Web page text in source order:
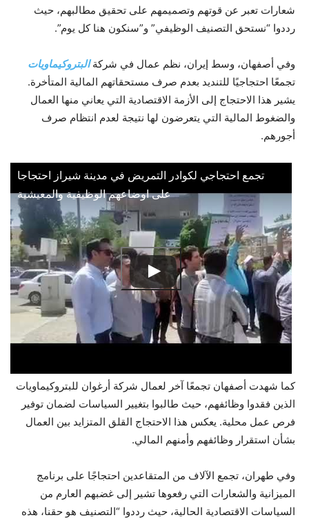
شعارات تعبر عن قوتهم وتصميمهم على تحقيق مطالبهم، حيث
رددوا “نستحق التصنيف الوظيفي” و”سنكون هنا كل يوم”.
وفي أصفهان، وسط إيران، نظم عمال في شركةالبتروكيماويات
تجمعًا احتجاجيًا للتنديد بعدم صرف مستحقاتهم المالية المتأخرة.
يشير هذا الاحتجاج إلى الأزمة الاقتصادية التي يعاني منها العمال
والضغوط المالية التي يتعرضون لها نتيجة لعدم انتظام صرف
أجورهم.
تجمع احتجاجي لكوادر التمريض في مدينة شيراز احتجاجا
على اوضاعهم الوظيفية والمعيشية
كما شهدت أصفهان تجمعًا آخر لعمال شركة أرغوان للبتروكيماويات
الذين فقدوا وظائفهم، حيث طالبوا بتغيير السياسات لضمان توفير
فرص عمل محلية. يعكس هذا الاحتجاج القلق المتزايد بين العمال
بشأن استقرار وظائفهم وأمنهم المالي.
وفي طهران، تجمع الآلاف من المتقاعدين احتجاجًا على برنامج
الميزانية والشعارات التي رفعوها تشير إلى غضبهم العارم من
السياسات الاقتصادية الحالية، حيث رددوا “التصنيف هو حقنا، هذه